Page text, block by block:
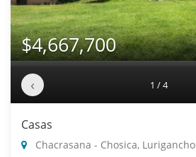
$4,667,700
‹ 1 / 4
Casas
Chacrasana - Chosica, Lurigancho